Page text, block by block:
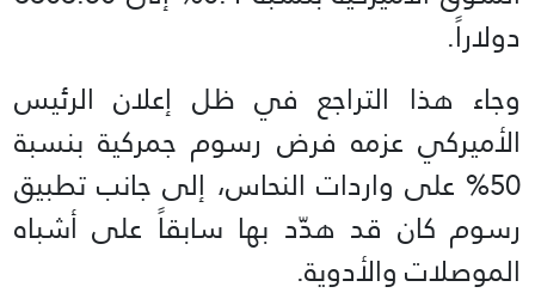
دولاراً.
وجاء هذا التراجع في ظل إعلان الرئيس
الأميركي عزمه فرض رسوم جمركية بنسبة
50% على واردات النحاس، إلى جانب تطبيق
رسوم كان قد هدّد بها سابقاً على أشباه
الموصلات والأدوية.